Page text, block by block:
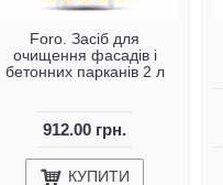
Foro. Засіб для
очищення фасадів і
бетонних парканів 2 л
912.00 грн.
КУПИТИ